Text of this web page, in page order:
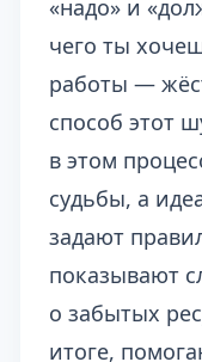
«надо» и
чего ты
работы —
способ этот
в этом
судьбы, а
задают
показывают
о забытых
итоге,